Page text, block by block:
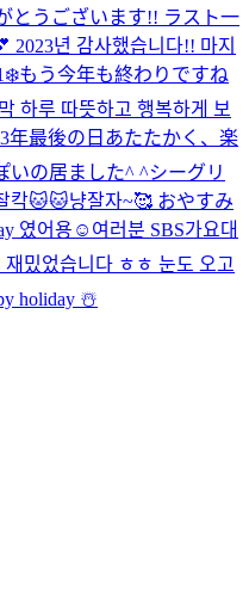
とうございます!! ラスト一
년 감사했습니다!! 마지
もう今年も終わりですね
하루 따뜻하고 행복하게 보
最後の日あたたかく、楽
いの居ました^ ^シーグリ
칵🐱🐱냥잘자~🥰 おやすみ
였어용☺️ 여러분 SBS가요대
밌었습니다 ㅎㅎ 눈도 오고
holiday ☃️